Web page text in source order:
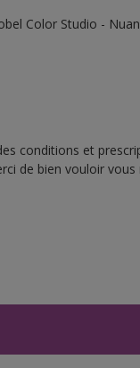
Color Studio -
conditions et
de bien vouloir